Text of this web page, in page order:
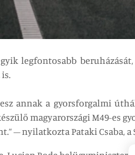
legfontosabb
annak a gyorsforgalmi
magyarországi M49-es
– nyilatkozta Pataki Csaba, a